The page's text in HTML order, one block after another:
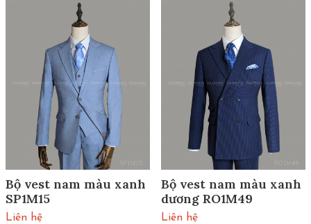
Bộ vest nam màu xanh
SP1M15
Liên hệ
Bộ vest nam màu xanh
dương RO1M49
Liên hệ